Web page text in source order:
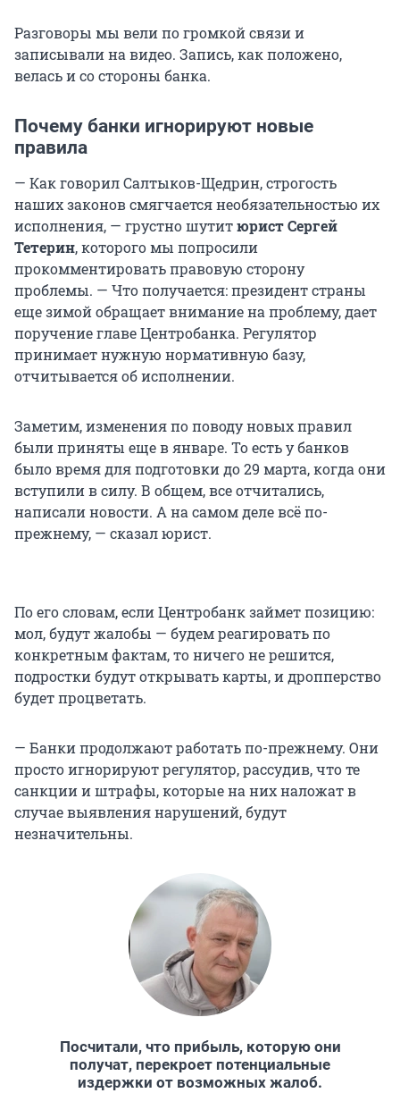
Разговоры мы вели по громкой связи и
записывали на видео. Запись, как положено,
велась и со стороны банка.
Почему банки игнорируют новые
правила
— Как говорил Салтыков-Щедрин, строгость
наших законов смягчается необязательностью их
исполнения, — грустно шутитюрист Сергей
Тетерин, которого мы попросили
прокомментировать правовую сторону
проблемы. — Что получается: президент страны
еще зимой обращает внимание на проблему, дает
поручение главе Центробанка. Регулятор
принимает нужную нормативную базу,
отчитывается об исполнении.
Заметим, изменения по поводу новых правил
были приняты еще в январе. То есть у банков
было время для подготовки до 29 марта, когда они
вступили в силу. В общем, все отчитались,
написали новости. А на самом деле всё по-
прежнему, — сказал юрист.
По его словам, если Центробанк займет позицию:
мол, будут жалобы — будем реагировать по
конкретным фактам, то ничего не решится,
подростки будут открывать карты, и дропперство
будет процветать.
— Банки продолжают работать по-прежнему. Они
просто игнорируют регулятор, рассудив, что те
санкции и штрафы, которые на них наложат в
случае выявления нарушений, будут
незначительны.
Посчитали, что прибыль, которую они
получат, перекроет потенциальные
издержки от возможных жалоб.